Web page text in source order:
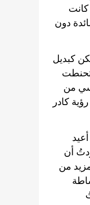
كانت
دون
كبديل
من
كادر
أن
من